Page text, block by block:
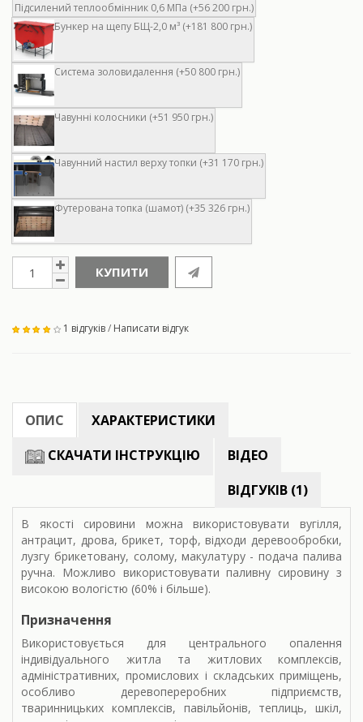
Підсилений теплообмінник 0,6 МПа (+56 200 грн.)
Бункер на щепу БЩ-2,0 м³ (+181 800 грн.)
Система золовидалення (+50 800 грн.)
Чавунні колосники (+51 950 грн.)
Чавунний настил верху топки (+31 170 грн.)
Футерована топка (шамот) (+35 326 грн.)
КУПИТИ
1 відгуків/ Написати відгук
ОПИС
ХАРАКТЕРИСТИКИ
СКАЧАТИ ІНСТРУКЦІЮ
ВІДЕО
ВІДГУКІВ (1)
В якості сировини можна використовувати вугілля,
антрацит, дрова, брикет, торф, відходи деревообробки,
лузгу брикетовану, солому, макулатуру - подача палива
ручна. Можливо використовувати паливну сировину з
високою вологістю (60% і більше).
Призначення
Використовується для центрального опалення
індивідуального житла та житлових комплексів,
адміністративних, промислових і складських приміщень,
особливо деревопереробних підприємств,
тваринницьких комплексів, павільйонів, теплиць, шкіл,